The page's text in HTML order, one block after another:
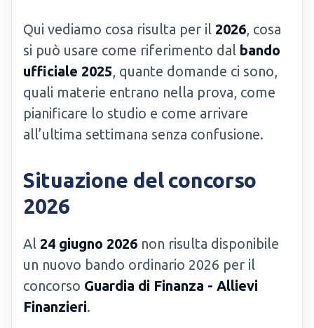
Qui vediamo cosa risulta per il 2026, cosa
si può usare come riferimento dal bando
ufficiale 2025, quante domande ci sono,
quali materie entrano nella prova, come
pianificare lo studio e come arrivare
all’ultima settimana senza confusione.
Situazione del concorso
2026
Al 24 giugno 2026 non risulta disponibile
un nuovo bando ordinario 2026 per il
concorso Guardia di Finanza - Allievi
Finanzieri.